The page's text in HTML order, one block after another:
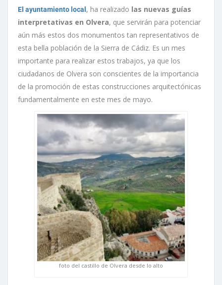
El ayuntamiento local , ha realizado las nuevas guías
interpretativas en Olvera, que servirán para potenciar
aún más estos dos monumentos tan representativos de
esta bella población de la Sierra de Cádiz. Es un mes
importante para realizar estos trabajos, ya que los
ciudadanos de Olvera son conscientes de la importancia
de la promoción de estas construcciones arquitectónicas
fundamentalmente en este mes de mayo.
foto del castillo de Olvera desde lo alto